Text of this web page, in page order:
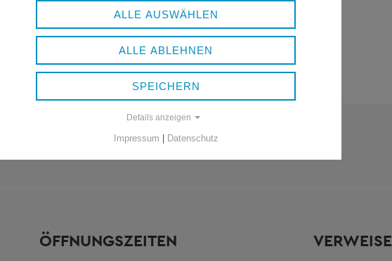
ÖFFNUNGSZEITEN VERWEISE
ALLE AUSWÄHLEN
ALLE ABLEHNEN
SPEICHERN
Details anzeigen
Impressum | Datenschutz